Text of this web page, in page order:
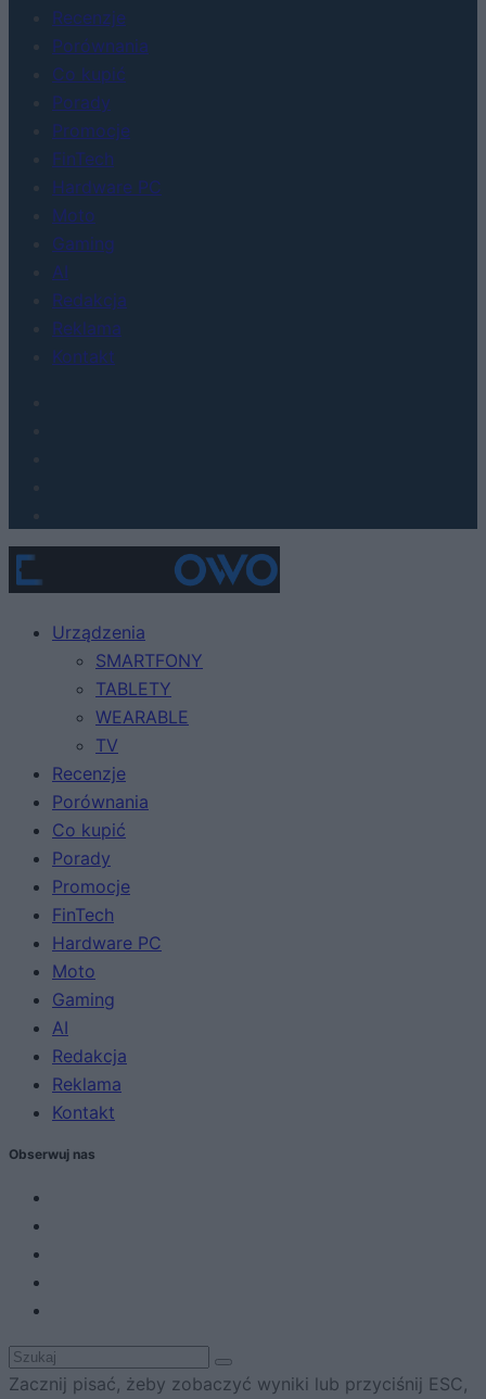
Recenzje
Porównania
Co kupić
Porady
Promocje
FinTech
Hardware PC
Moto
Gaming
AI
Redakcja
Reklama
Kontakt
Urządzenia
SMARTFONY
TABLETY
WEARABLE
TV
Recenzje
Porównania
Co kupić
Porady
Promocje
FinTech
Hardware PC
Moto
Gaming
AI
Redakcja
Reklama
Kontakt
Obserwuj nas
Zacznij pisać, żeby zobaczyć wyniki lub przyciśnij ESC,